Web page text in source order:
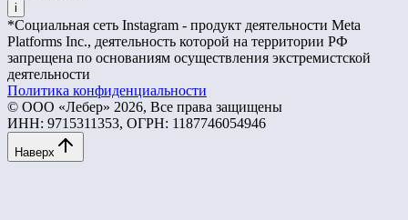
i
*Социальная сеть Instagram - продукт деятельности Meta
Platforms Inc., деятельность которой на территории РФ
запрещена по основаниям осуществления экстремистской
деятельности
Политика конфиденциальности
© ООО «Лебер» 2026, Все права защищены
ИНН: 9715311353, ОГРН: 1187746054946
Наверх